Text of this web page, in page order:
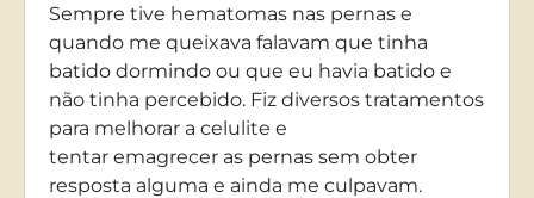
Sempre tive hematomas nas pernas e
quando me queixava falavam que tinha
batido dormindo ou que eu havia batido e
não tinha percebido. Fiz diversos tratamentos
para melhorar a celulite e
tentar emagrecer as pernas sem obter
resposta alguma e ainda me culpavam.